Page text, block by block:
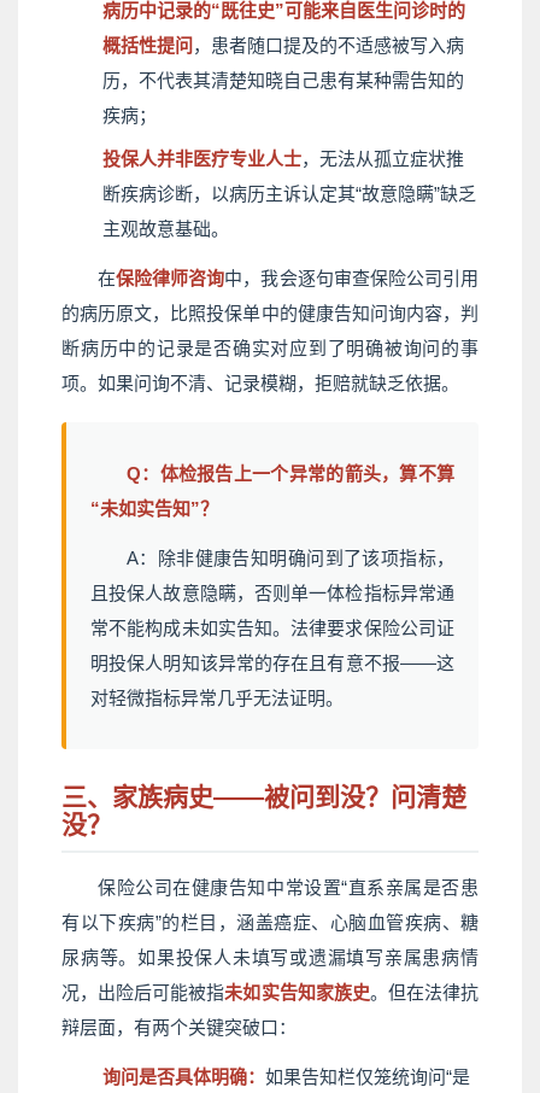
病历中记录的“既往史”可能来自医生问诊时的
概括性提问 ，患者随口提及的不适感被写入病
历，不代表其清楚知晓自己患有某种需告知的
疾病；
投保人并非医疗专业人士，无法从孤立症状推
断疾病诊断，以病历主诉认定其“故意隐瞒”缺乏
主观故意基础。
在保险律师咨询中，我会逐句审查保险公司引用
的病历原文，比照投保单中的健康告知问询内容，判
断病历中的记录是否确实对应到了明确被询问的事
项。如果问询不清、记录模糊，拒赔就缺乏依据。
Q：体检报告上一个异常的箭头，算不算
“未如实告知”？
A：除非健康告知明确问到了该项指标，
且投保人故意隐瞒，否则单一体检指标异常通
常不能构成未如实告知。法律要求保险公司证
明投保人明知该异常的存在且有意不报——这
对轻微指标异常几乎无法证明。
三、家族病史——被问到没？问清楚
没？
保险公司在健康告知中常设置“直系亲属是否患
有以下疾病”的栏目，涵盖癌症、心脑血管疾病、糖
尿病等。如果投保人未填写或遗漏填写亲属患病情
况，出险后可能被指未如实告知家族史。但在法律抗
辩层面，有两个关键突破口：
询问是否具体明确： 如果告知栏仅笼统询问“是